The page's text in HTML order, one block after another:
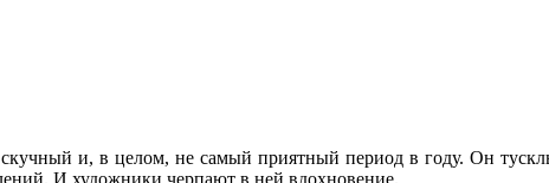
и, в целом, не самый приятный период в году. Он